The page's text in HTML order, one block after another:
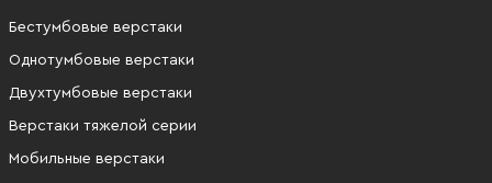
Бестумбовые верстаки
Однотумбовые верстаки
Двухтумбовые верстаки
Верстаки тяжелой серии
Мобильные верстаки